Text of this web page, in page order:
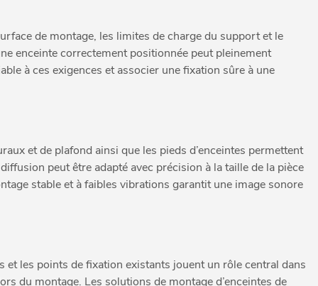
de montage, les limites de charge du support et le
enceinte correctement positionnée peut pleinement
à ces exigences et associer une fixation sûre à une
et de plafond ainsi que les pieds d’enceintes permettent
peut être adapté avec précision à la taille de la pièce
stable et à faibles vibrations garantit une image sonore
les points de fixation existants jouent un rôle central dans
du montage. Les solutions de montage d’enceintes de